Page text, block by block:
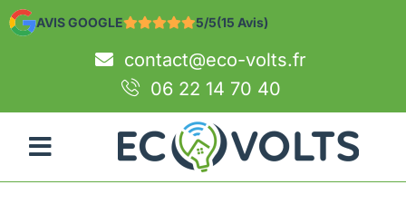
AVIS GOOGLE 5/5(15 Avis)
contact@eco-volts.fr
06 22 14 70 40